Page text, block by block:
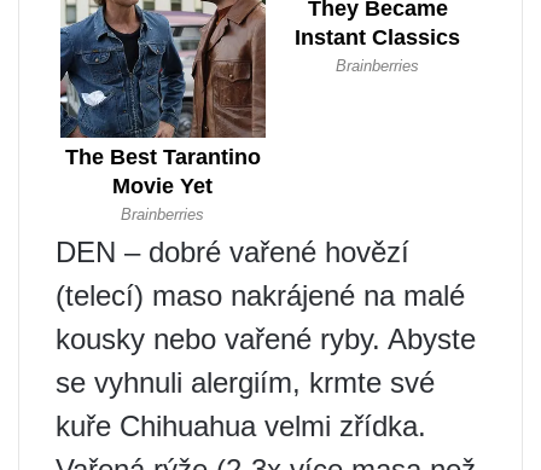
DEN – dobré vařené hovězí
(telecí) maso nakrájené na malé
kousky nebo vařené ryby. Abyste
se vyhnuli alergiím, krmte své
kuře Chihuahua velmi zřídka.